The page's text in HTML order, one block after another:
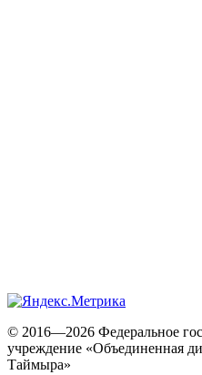
© 2016—2026 Федеральное
Таймыра»
При использовании
zapovedsever.ru обязательна.